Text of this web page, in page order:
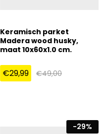
Keramisch parket
Madera wood husky,
maat 10x60x1.0 cm.
€29,99 €49,00
-29%